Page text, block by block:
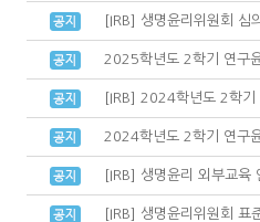
[IRB] 생명윤리위원회 심
2025학년도 2학기 연구
[IRB] 2024학년도 2학기
2024학년도 2학기 연구
[IRB] 생명윤리 외부교육
[IRB] 생명윤리위원회